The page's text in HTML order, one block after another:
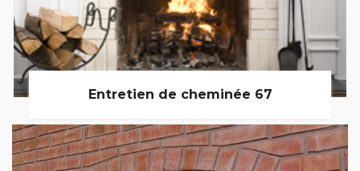
Entretien de cheminée 67